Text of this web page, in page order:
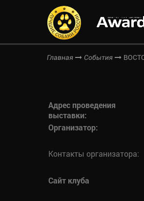
Главная События
Адрес проведения
выставки:
Организатор:
Контакты организатора:
Сайт клуба